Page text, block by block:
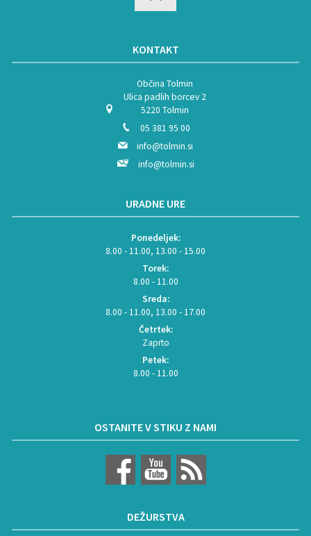
KONTAKT
Občina Tolmin
Ulica padlih borcev 2
5220 Tolmin
05 381 95 00
info@tolmin.si
info@tolmin.si
URADNE URE
Ponedeljek:
8.00 - 11.00, 13.00 - 15.00
Torek:
8.00 - 11.00
Sreda:
8.00 - 11.00, 13.00 - 17.00
Četrtek:
Zaprto
Petek:
8.00 - 11.00
OSTANITE V STIKU Z NAMI
DEŽURSTVA